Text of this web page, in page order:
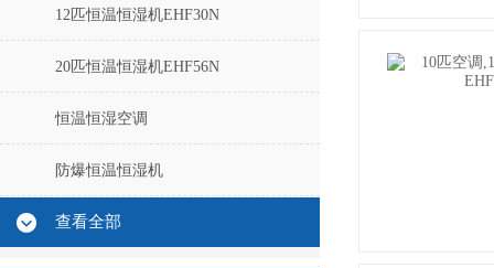
12匹恒温恒湿机EHF30N
20匹恒温恒湿机EHF56N
恒温恒湿空调
防爆恒温恒湿机
查看全部